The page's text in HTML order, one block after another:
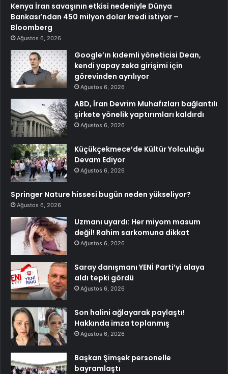
Kenya İran savaşının etkisi nedeniyle Dünya
Bankası’ndan 450 milyon dolar kredi istiyor –
Bloomberg
Ağustos 6, 2026
Google’ın kıdemli yöneticisi Dean,
kendi yapay zeka girişimi için
görevinden ayrılıyor
Ağustos 6, 2026
ABD, İran Devrim Muhafızları bağlantılı
şirkete yönelik yaptırımları kaldırdı
Ağustos 6, 2026
Küçükçekmece’de Kültür Yolculuğu
Devam Ediyor
Ağustos 6, 2026
Springer Nature hissesi bugün neden yükseliyor?
Ağustos 6, 2026
Uzmanı uyardı: Her miyom masum
değil! Rahim sarkomuna dikkat
Ağustos 6, 2026
Saray danışmanı YENİ Parti’yi alaya
aldı tepki gördü
Ağustos 6, 2026
Son halini ağlayarak paylaştı!
Hakkında imza toplanmış
Ağustos 6, 2026
Başkan Şimşek personelle
bayramlaştı